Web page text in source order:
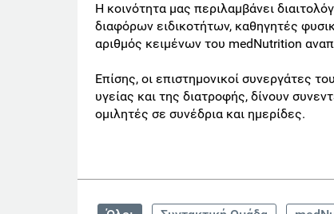
Η κοινότητα μας περιλαμβάνει
διαφόρων ειδικοτήτων, καθηγητές
αριθμός κειμένων του medNutrition
Επίσης, οι επιστημονικοί συνεργάτες
υγείας και της διατροφής, δίνουν
ομιλητές σε συνέδρια και ημερίδες.